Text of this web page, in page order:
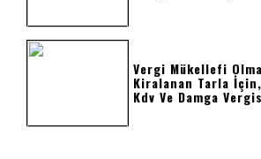
Vergi Mükellefi
Kiralanan Tarla
Kdv Ve Damga